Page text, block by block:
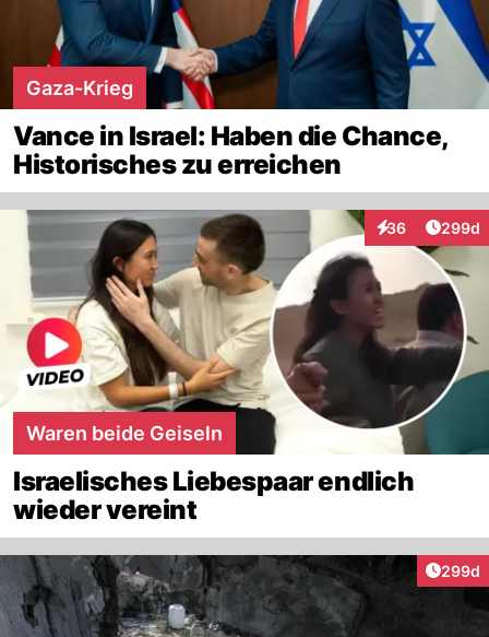
Gaza-Krieg
Vance in Israel: Haben die Chance,
Historisches zu erreichen
36
Interaktionen
299d
Waren beide Geiseln
Israelisches Liebespaar endlich
wieder vereint
299d